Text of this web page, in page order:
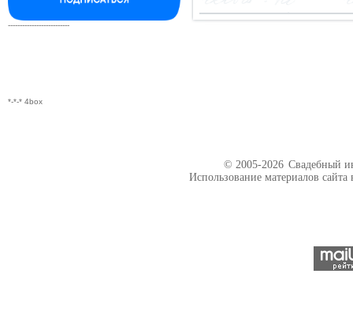
--------------------------
*-*-* 4box
© 2005-2026 Свадебный
Использование материалов